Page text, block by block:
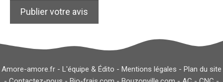
Amore-amore.fr - L'équipe & Édito - Mentions légales - Plan du site